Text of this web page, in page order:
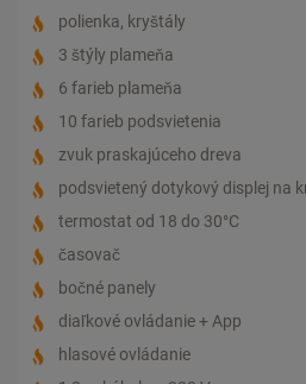
polienka, kryštály
3 štýly plameňa
6 farieb plameňa
10 farieb podsvietenia
zvuk praskajúceho dreva
podsvietený dotykový displej na
termostat od 18 do 30°C
časovač
bočné panely
diaľkové ovládanie + App
hlasové ovládanie